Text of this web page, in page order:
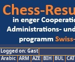
Logged on: Gast
Arabic ARM AZE BIH BUL CAT